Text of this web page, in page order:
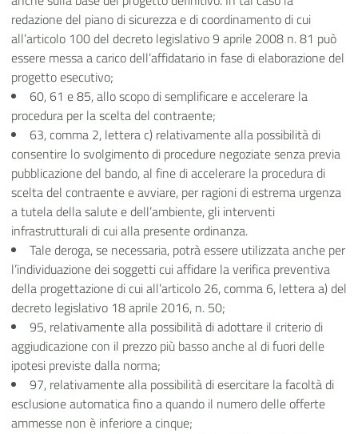
redazione del piano di sicurezza e di coordinamento di cui
all’articolo 100 del decreto legislativo 9 aprile 2008 n. 81 può
essere messa a carico dell’affidatario in fase di elaborazione del
progetto esecutivo;
60, 61 e 85, allo scopo di semplificare e accelerare la
procedura per la scelta del contraente;
63, comma 2, lettera c) relativamente alla possibilità di
consentire lo svolgimento di procedure negoziate senza previa
pubblicazione del bando, al fine di accelerare la procedura di
scelta del contraente e avviare, per ragioni di estrema urgenza
a tutela della salute e dell’ambiente, gli interventi
infrastrutturali di cui alla presente ordinanza.
Tale deroga, se necessaria, potrà essere utilizzata anche per
l’individuazione dei soggetti cui affidare la verifica preventiva
della progettazione di cui all’articolo 26, comma 6, lettera a) del
decreto legislativo 18 aprile 2016, n. 50;
95, relativamente alla possibilità di adottare il criterio di
aggiudicazione con il prezzo più basso anche al di fuori delle
ipotesi previste dalla norma;
97, relativamente alla possibilità di esercitare la facoltà di
esclusione automatica fino a quando il numero delle offerte
ammesse non è inferiore a cinque;